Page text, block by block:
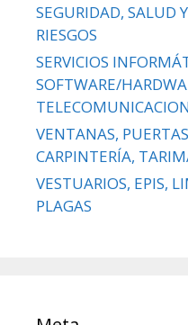
SEGURIDAD, SALUD
RIESGOS
SERVICIOS
SOFTWARE/
VENTANAS,
CARPINTERÍA,
VESTUARIOS, EPIS,
PLAGAS